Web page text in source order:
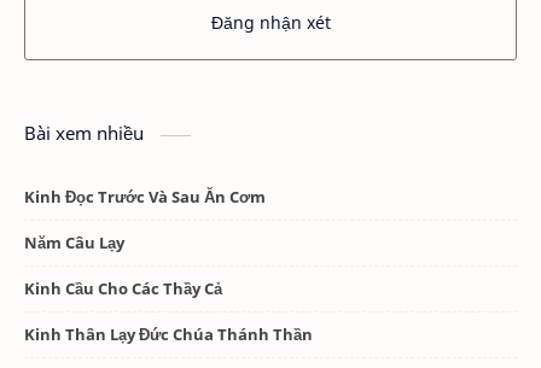
Đăng nhận xét
Bài xem nhiều
Kinh Đọc Trước Và Sau Ăn Cơm
Năm Câu Lạy
Kinh Cầu Cho Các Thầy Cả
Kinh Thân Lạy Đức Chúa Thánh Thần